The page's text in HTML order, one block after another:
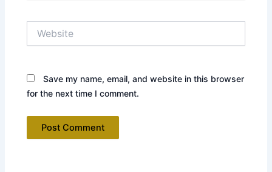
Save my name, email, and website in this browser
for the next time I comment.